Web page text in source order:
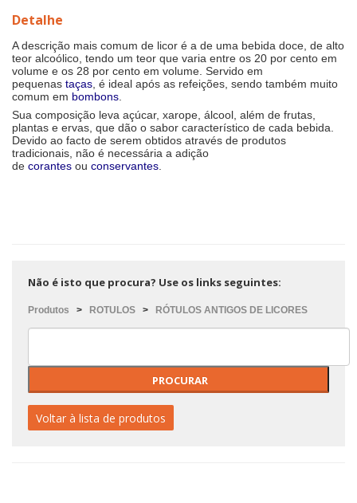
Detalhe
A descrição mais comum de licor é a de uma bebida doce, de alto
teor alcoólico, tendo um teor que varia entre os 20 por cento em
volume e os 28 por cento em volume. Servido em
pequenas taças , é ideal após as refeições, sendo também muito
comum em bombons
Sua composição leva açúcar, xarope, álcool, além de frutas,
plantas e ervas, que dão o sabor característico de cada bebida.
Devido ao facto de serem obtidos através de produtos
tradicionais, não é necessária a adição
de corantes ou conservantes
Não é isto que procura? Use os links seguintes:
Produtos > ROTULOS > RÓTULOS ANTIGOS DE LICORES
Voltar à lista de produtos